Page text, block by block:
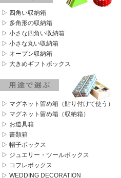
▷ 四角い収納箱
▷ 多角形の収納箱
▷ 小さな四角い収納箱
▷ 小さな丸い収納箱
▷ オープン収納箱
▷ 大きめギフトボックス
▷ マグネット留め箱（貼り付けて使う）
▷ マグネット留め箱（収納箱）
▷ お道具箱
▷ 書類箱
▷ 帽子ボックス
▷ ジュエリー・ツールボックス
▷ コフレボックス
▷ WEDDING DECORATION